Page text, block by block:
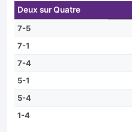
Deux sur Quatre
7-5
7-1
7-4
5-1
5-4
1-4